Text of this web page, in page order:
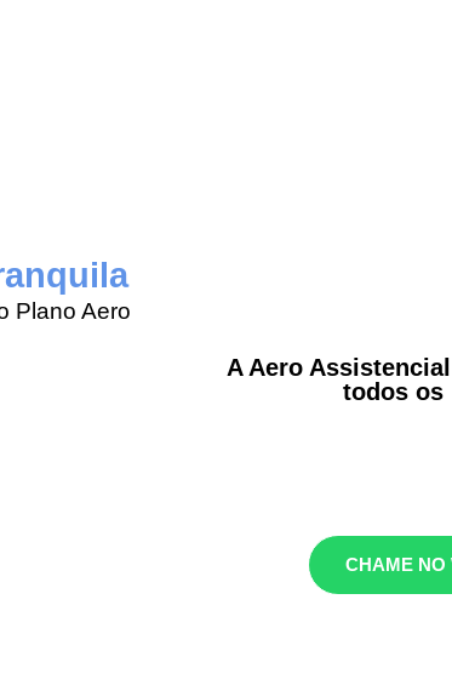
Plano Aero
A Aero
todos os
CHAME NO